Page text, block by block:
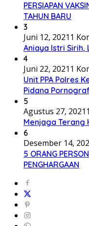
PERSIAPAN
TAHUN BARU
3
Juni 12, 2021 1
Aniaya Istri Sirih,
4
Juni 22, 2021 1
Unit PPA Polres
Pidana
5
Agustus 27, 2021
Menjaga Terang
6
Desember 14,
5 ORANG
PENGHARGAAN